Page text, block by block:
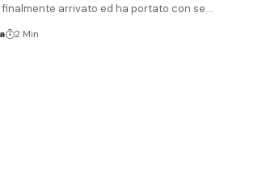
finalmente arrivato ed ha portato con se…
2 Min